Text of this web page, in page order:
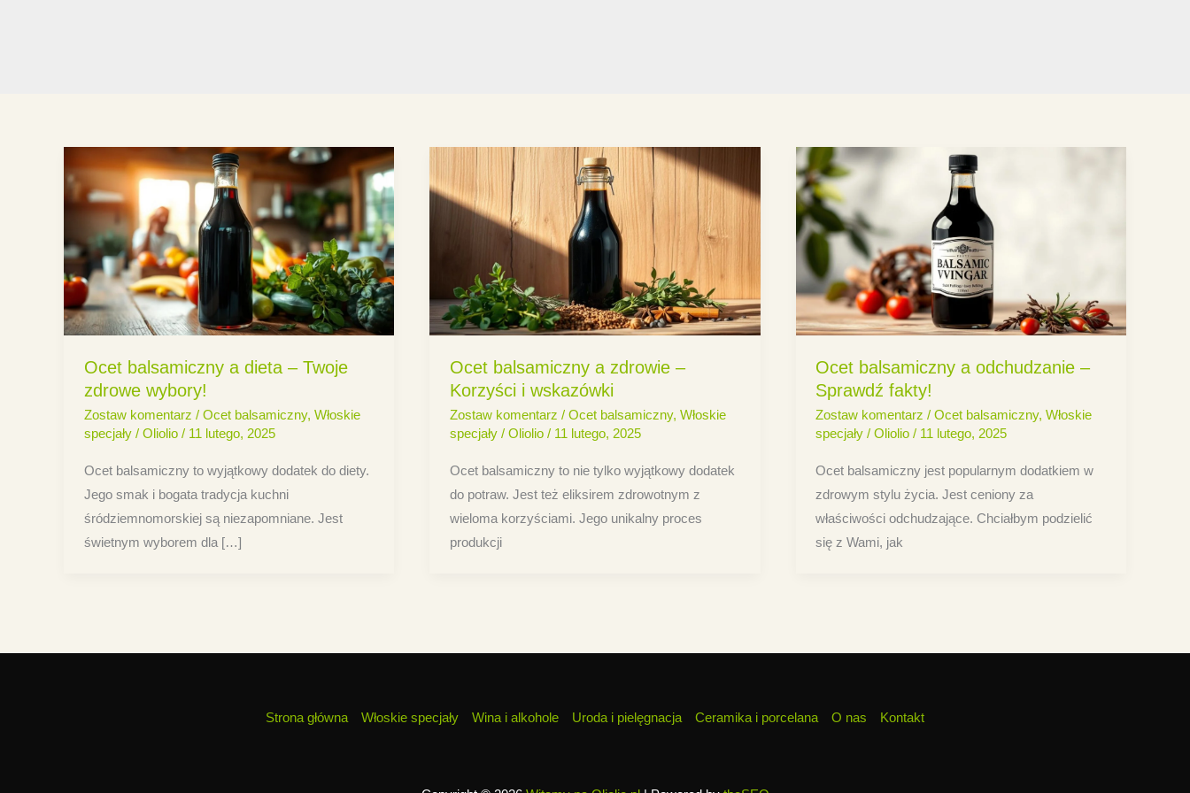
Ocet balsamiczny a dieta – Twoje
zdrowe wybory!
Zostaw komentarz / Ocet balsamiczny, Włoskie
specjały/ Oliolio / 11 lutego, 2025
Ocet balsamiczny to wyjątkowy dodatek do diety.
Jego smak i bogata tradycja kuchni
śródziemnomorskiej są niezapomniane. Jest
świetnym wyborem dla […]
Ocet balsamiczny a zdrowie –
Korzyści i wskazówki
Zostaw komentarz / Ocet balsamiczny, Włoskie
specjały/ Oliolio / 11 lutego, 2025
Ocet balsamiczny to nie tylko wyjątkowy dodatek
do potraw. Jest też eliksirem zdrowotnym z
wieloma korzyściami. Jego unikalny proces
produkcji
Ocet balsamiczny a odchudzanie –
Sprawdź fakty!
Zostaw komentarz /Ocet balsamiczny,Włoskie
specjały /Oliolio/ 11 lutego, 2025
Ocet balsamiczny jest popularnym dodatkiem w
zdrowym stylu życia. Jest ceniony za
właściwości odchudzające. Chciałbym podzielić
się z Wami, jak
Strona główna Włoskie specjały Wina i alkohole Uroda i pielęgnacja Ceramika i porcelana O nas Kontakt